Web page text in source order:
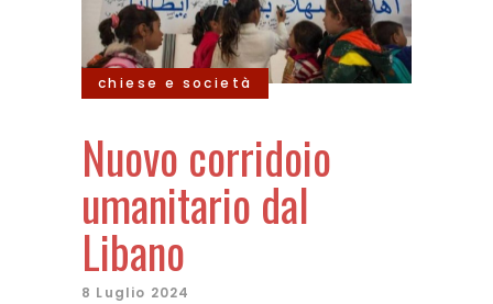
chiese e società
Nuovo corridoio
umanitario dal
Libano
8 Luglio 2024